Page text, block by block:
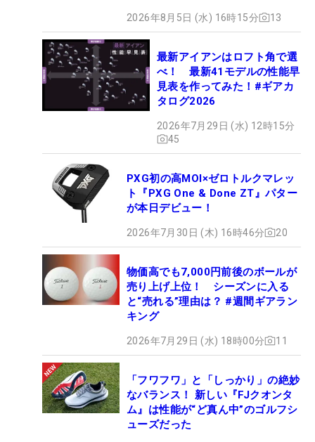
2026年8月5日 (水) 16時15分 13
最新アイアンはロフト角で選
べ！ 最新41モデルの性能早
見表を作ってみた！#ギアカ
タログ2026
2026年7月29日 (水) 12時15分
45
PXG初の高MOI×ゼロトルクマレッ
ト『PXG One & Done ZT』パター
が本日デビュー！
2026年7月30日 (木) 16時46分 20
物価高でも7,000円前後のボールが
売り上げ上位！ シーズンに入る
と“売れる”理由は？ #週間ギアラン
キング
2026年7月29日 (水) 18時00分 11
「フワフワ」と「しっかり」の絶妙
なバランス！ 新しい『FJクオンタ
ム』は性能が“ど真ん中”のゴルフシ
ューズだった